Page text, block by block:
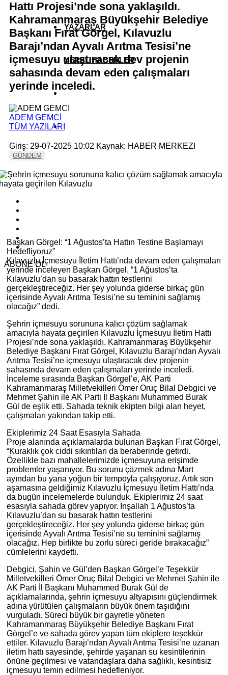
YAZARLAR
YEREL HABERLER
Hattı Projesi’nde sona yaklaşıldı.
Kahramanmaraş Büyükşehir Belediye
Başkanı Fırat Görgel, Kılavuzlu
Barajı’ndan Ayvalı Arıtma Tesisi’ne
içmesuyu ulaştıracak dev projenin
sahasında devam eden çalışmaları
yerinde inceledi.
ADEM GEMCİ
TÜM YAZILARI
Giriş: 29-07-2025 10:02 Kaynak: HABER MERKEZI
GÜNDEM
ABONE OL
Başkan Görgel: “1 Ağustos’ta Hattın Testine Başlamayı
Hedefliyoruz”
Kılavuzlu İçmesuyu İletim Hattı’nda devam eden çalışmaları
yerinde inceleyen Başkan Görgel, “1 Ağustos’ta
Kılavuzlu’dan su basarak hattın testlerini
gerçekleştireceğiz. Her şey yolunda giderse birkaç gün
içerisinde Ayvalı Arıtma Tesisi’ne su teminini sağlamış
olacağız” dedi.
Şehrin içmesuyu sorununa kalıcı çözüm sağlamak
amacıyla hayata geçirilen Kılavuzlu İçmesuyu İletim Hattı
Projesi’nde sona yaklaşıldı. Kahramanmaraş Büyükşehir
Belediye Başkanı Fırat Görgel, Kılavuzlu Barajı’ndan Ayvalı
Arıtma Tesisi’ne içmesuyu ulaştıracak dev projenin
sahasında devam eden çalışmaları yerinde inceledi.
İnceleme sırasında Başkan Görgel’e, AK Parti
Kahramanmaraş Milletvekilleri Ömer Oruç Bilal Debgici ve
Mehmet Şahin ile AK Parti İl Başkanı Muhammed Burak
Gül de eşlik etti. Sahada teknik ekipten bilgi alan heyet,
çalışmaları yakından takip etti.
Ekiplerimiz 24 Saat Esasıyla Sahada
Proje alanında açıklamalarda bulunan Başkan Fırat Görgel,
“Kuraklık çok ciddi sıkıntıları da beraberinde getirdi.
Özellikle bazı mahallelerimizde içmesuyuna erişimde
problemler yaşanıyor. Bu sorunu çözmek adına Mart
ayından bu yana yoğun bir tempoyla çalışıyoruz. Artık son
aşamasına geldiğimiz Kılavuzlu İçmesuyu İletim Hattı’nda
da bugün incelemelerde bulunduk. Ekiplerimiz 24 saat
esasıyla sahada görev yapıyor. İnşallah 1 Ağustos’ta
Kılavuzlu’dan su basarak hattın testlerini
gerçekleştireceğiz. Her şey yolunda giderse birkaç gün
içerisinde Ayvalı Arıtma Tesisi’ne su teminini sağlamış
olacağız. Hep birlikte bu zorlu süreci geride bırakacağız”
cümlelerini kaydetti.
Debgici, Şahin ve Gül’den Başkan Görgel’e Teşekkür
Milletvekilleri Ömer Oruç Bilal Debgici ve Mehmet Şahin ile
AK Parti İl Başkanı Muhammed Burak Gül de
açıklamalarında, şehrin içmesuyu altyapısını güçlendirmek
adına yürütülen çalışmaların büyük önem taşıdığını
vurguladı. Süreci büyük bir gayretle yöneten
Kahramanmaraş Büyükşehir Belediye Başkanı Fırat
Görgel’e ve sahada görev yapan tüm ekiplere teşekkür
ettiler. Kılavuzlu Barajı’ndan Ayvalı Arıtma Tesisi’ne uzanan
iletim hattı sayesinde, şehirde yaşanan su kesintilerinin
önüne geçilmesi ve vatandaşlara daha sağlıklı, kesintisiz
içmesuyu temin edilmesi hedefleniyor.